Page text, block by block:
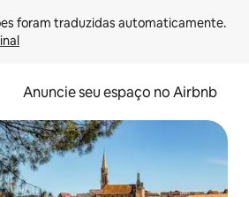
Anuncie seu espaço no Airbnb